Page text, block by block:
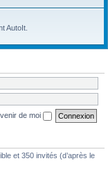
AutoIt.
de moi
et 350 invités (d’après le